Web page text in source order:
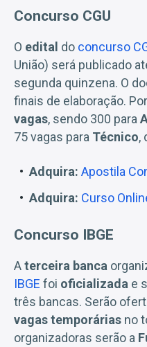
Concurso CGU
O edital do concurso
União) será publicado
segunda quinzena. O
finais de elaboração.
vagas, sendo 300 para
75 vagas para Técnico,
Adquira: Apostila
Adquira: Curso
Concurso IBGE
Aterceira banca
IBGE foi oficializada e
três bancas. Serão
vagas temporárias no
organizadoras serão a